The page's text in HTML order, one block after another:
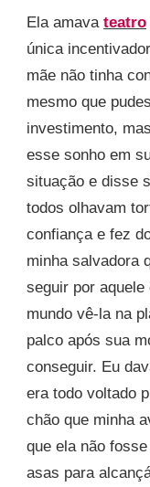
Ela amava teatro
única
mãe não tinha
mesmo que
investimento,
esse sonho em
situação e disse
todos olhavam
confiança e fez
minha salvadora
seguir por
mundo vê-la na
palco após sua
conseguir. Eu
era todo voltado
chão que minha
que ela não
asas para